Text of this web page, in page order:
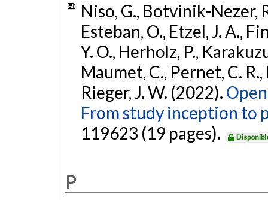
Niso, G., Botvinik-Nezer,
Esteban, O., Etzel, J. A.,
Y. O., Herholz, P.,
Maumet, C., Pernet, C.
Rieger, J. W. (2022).
From study inception to
119623 (19 pages).
P